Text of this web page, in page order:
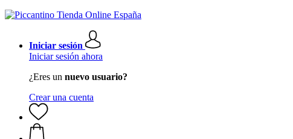
Iniciar sesión
Iniciar sesión ahora
¿Eres un nuevo usuario?
Crear una cuenta